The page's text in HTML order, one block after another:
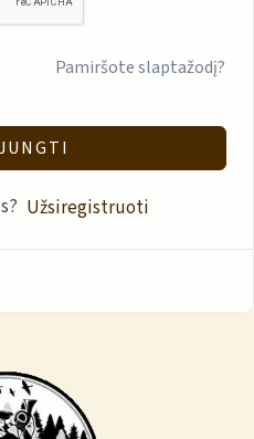
Pamiršote slaptažodį?
Užsiregistruoti